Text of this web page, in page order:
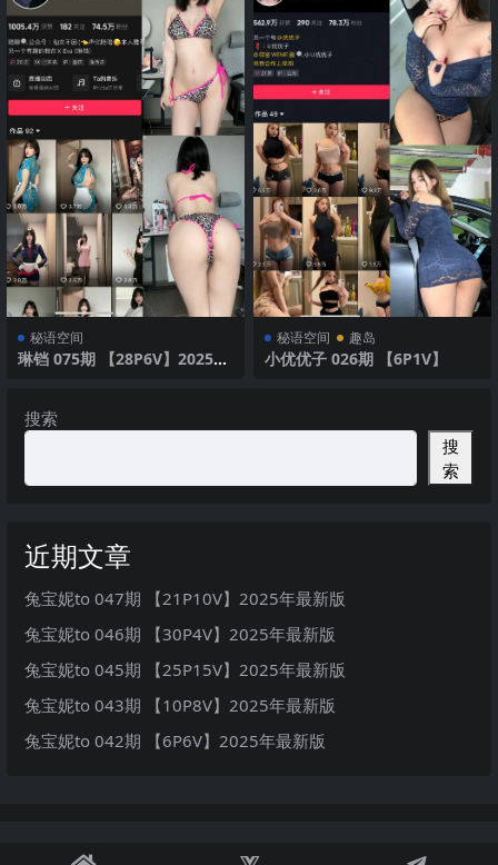
秘语空间
琳铛 075期 【28P6V】2025年
秘语空间 趣岛
小优优子 026期 【6P1V】
搜索
搜
索
近期文章
兔宝妮to 047期 【21P10V】2025年最新版
兔宝妮to 046期 【30P4V】2025年最新版
兔宝妮to 045期 【25P15V】2025年最新版
兔宝妮to 043期 【10P8V】2025年最新版
兔宝妮to 042期 【6P6V】2025年最新版